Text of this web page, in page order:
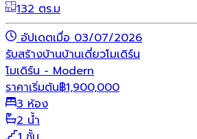
132 ตร.ม
อัปเดตเมื่อ 03/07/2026
รับสร้างบ้านบ้านเดี่ยวโมเดิร์น
โมเดิร์น - Modern
ราคาเริ่มต้น฿1,900,000
3 ห้อง
2 น้ำ